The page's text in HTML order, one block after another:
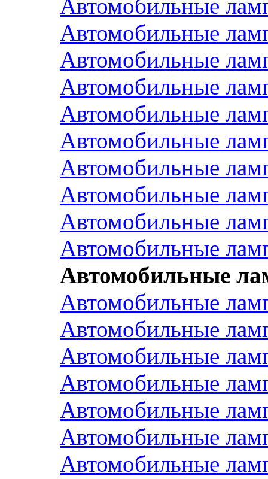
Автомобильные
Автомобильные
Автомобильные
Автомобильные
Автомобильные
Автомобильные
Автомобильные
Автомобильные
Автомобильные
Автомобильные
Автомобильные
Автомобильные
Автомобильные
Автомобильные
Автомобильные
Автомобильные
Автомобильные
Автомобильные